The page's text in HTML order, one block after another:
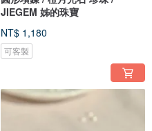
JIEGEM 姊的珠寶
NT$ 1,180
可客製